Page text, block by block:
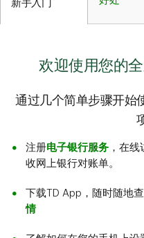
新手入门
欢迎使用您的
通过几个简单步骤开始
注册电子银行服务 ，在
收网上银行对账单。
下载TD App，随时随地
情